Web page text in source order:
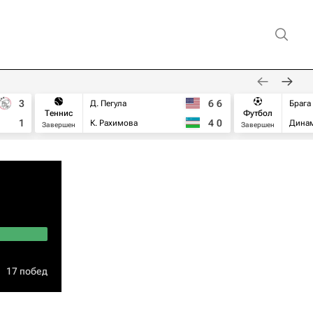
3
1
Теннис
Завершен
Д. Пегула
К. Рахимова
6 6
4 0
Футбол
Завершен
Брага
17 побед